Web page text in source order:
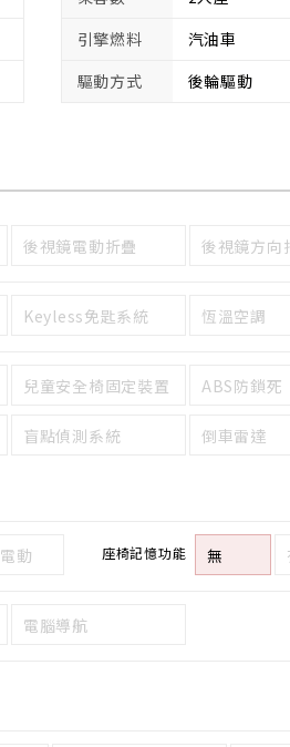
引擎燃料
汽油車
驅動方式
後輪驅動
後視鏡電動折疊 後視鏡方向
Keyless免匙系統 恆溫空調
兒童安全椅固定裝置 ABS防鎖死
盲點偵測系統 倒車雷達
電動 座椅記憶功能 無
電腦導航